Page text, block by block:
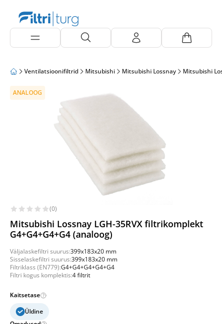
Ventilatsioonifiltrid Mitsubishi Mitsubishi Lossnay Mitsubishi
ANALOOG
(0)
Mitsubishi Lossnay LGH-35RVX filtrikomplekt
G4+G4+G4+G4 (analoog)
Väljalaskefiltri suurus:399x183x20 mm
Sisselaskefiltri suurus:399x183x20 mm
Filtriklass (EN779):G4+G4+G4+G4+G4
Filtri kogus komplektis:4 filtrit
Kaitsetase
Üldine